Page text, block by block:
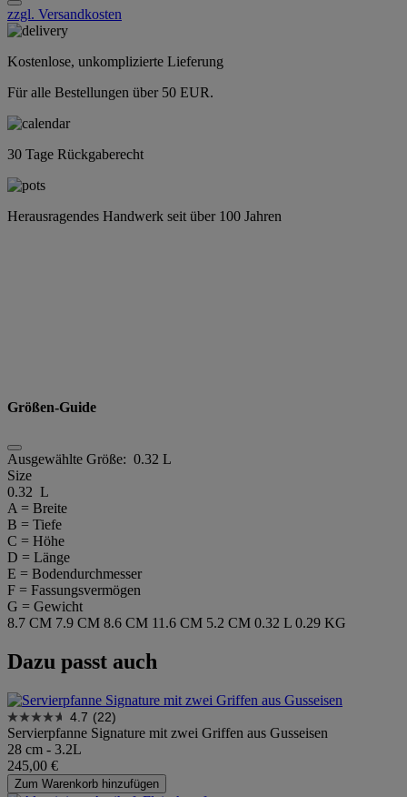
zzgl. Versandkosten
Kostenlose, unkomplizierte Lieferung
Für alle Bestellungen über 50 EUR.
30 Tage Rückgaberecht
Herausragendes Handwerk seit über 100 Jahren
Größen-Guide
Ausgewählte Größe: 0.32 L
Size
0.32 L
A = Breite
B = Tiefe
C = Höhe
D = Länge
E = Bodendurchmesser
F = Fassungsvermögen
G = Gewicht
8.7 CM 7.9 CM 8.6 CM 11.6 CM 5.2 CM 0.32 L 0.29 KG
Dazu passt auch
4.7 (22)
Servierpfanne Signature mit zwei Griffen aus Gusseisen
28 cm - 3.2L
245,00 €
Zum Warenkorb hinzufügen